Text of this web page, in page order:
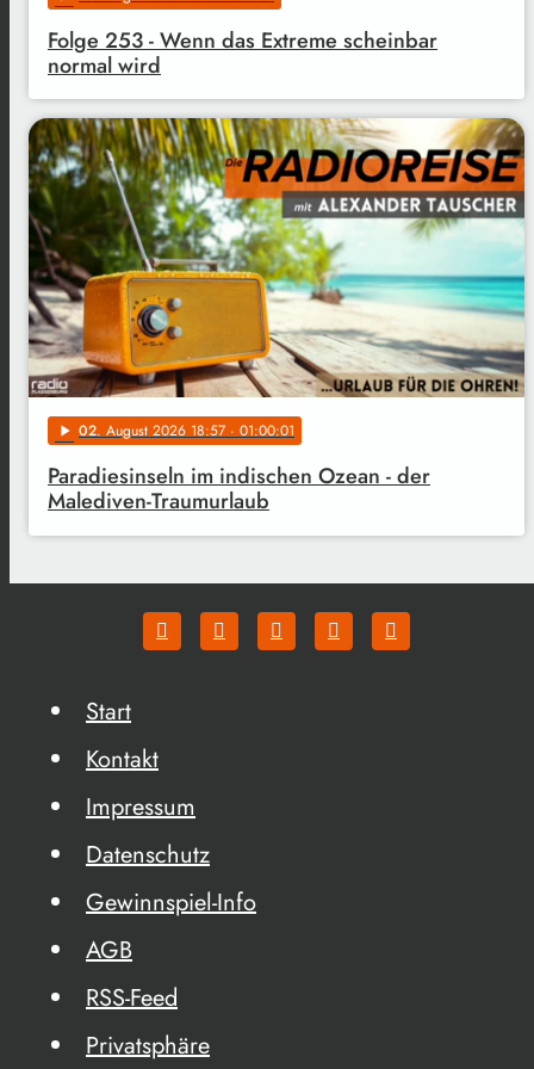
Folge 253 - Wenn das Extreme scheinbar
normal wird
play_arrow 02. August 2026 18:57 · 01:00:01
Paradiesinseln im indischen Ozean - der
Malediven-Traumurlaub
Start
Kontakt
Impressum
Datenschutz
Gewinnspiel-Info
AGB
RSS-Feed
Privatsphäre